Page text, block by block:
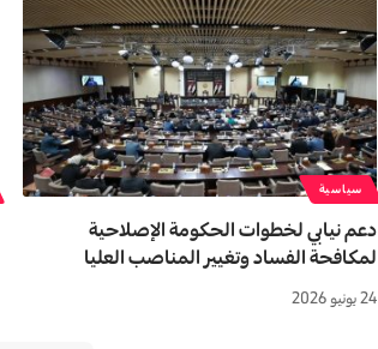
سياسية
دعم نيابي لخطوات الحكومة الإصلاحية
لمكافحة الفساد وتغيير المناصب العليا
24 يونيو 2026